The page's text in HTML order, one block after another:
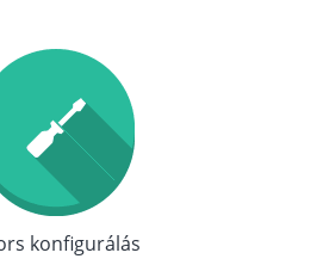
konfigurálás